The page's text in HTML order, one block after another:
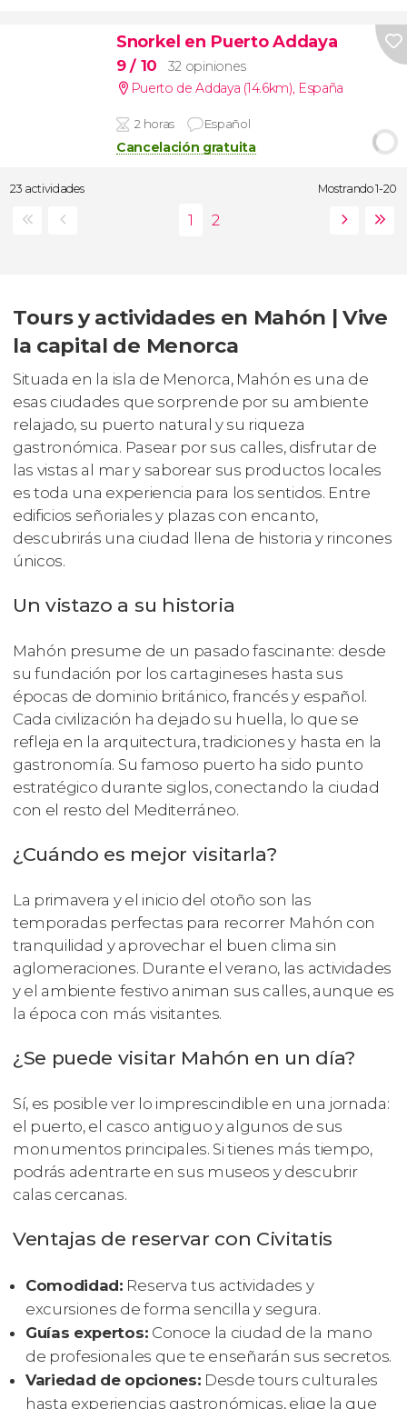
Snorkel en Puerto Addaya
9/ 10
32 opiniones
Puerto de Addaya (14.6km) España
2 horas Español
Cancelación gratuita
23 actividades Mostrando 1-20
Tours y actividades en Mahón | Vive
la capital de Menorca
Situada en la isla de Menorca, Mahón es una de
esas ciudades que sorprende por su ambiente
relajado, su puerto natural y su riqueza
gastronómica. Pasear por sus calles, disfrutar de
las vistas al mar y saborear sus productos locales
es toda una experiencia para los sentidos. Entre
edificios señoriales y plazas con encanto,
descubrirás una ciudad llena de historia y rincones
únicos.
Un vistazo a su historia
Mahón presume de un pasado fascinante: desde
su fundación por los cartagineses hasta sus
épocas de dominio británico, francés y español.
Cada civilización ha dejado su huella, lo que se
refleja en la arquitectura, tradiciones y hasta en la
gastronomía. Su famoso puerto ha sido punto
estratégico durante siglos, conectando la ciudad
con el resto del Mediterráneo.
¿Cuándo es mejor visitarla?
La primavera y el inicio del otoño son las
temporadas perfectas para recorrer Mahón con
tranquilidad y aprovechar el buen clima sin
aglomeraciones. Durante el verano, las actividades
y el ambiente festivo animan sus calles, aunque es
la época con más visitantes.
¿Se puede visitar Mahón en un día?
Sí, es posible ver lo imprescindible en una jornada:
el puerto, el casco antiguo y algunos de sus
monumentos principales. Si tienes más tiempo,
podrás adentrarte en sus museos y descubrir
calas cercanas.
Ventajas de reservar con Civitatis
Comodidad: Reserva tus actividades y
excursiones de forma sencilla y segura.
Guías expertos: Conoce la ciudad de la mano
de profesionales que te enseñarán sus secretos.
Variedad de opciones: Desde tours culturales
hasta experiencias gastronómicas, elige la que